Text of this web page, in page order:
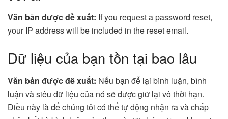
Văn bản được đề xuất: If you request a password reset,
your IP address will be included in the reset email.
Dữ liệu của bạn tồn tại bao lâu
Văn bản được đề xuất: Nếu bạn để lại bình luận, bình
luận và siêu dữ liệu của nó sẽ được giữ lại vô thời hạn.
Điều này là để chúng tôi có thể tự động nhận ra và chấp